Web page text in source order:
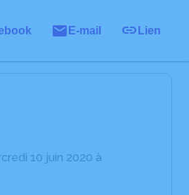
E-mail Lien
10 juin 2020 à